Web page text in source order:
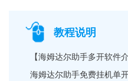
教程说明
【海姆达尔助手多开软件介
海姆达尔助手免费挂机单